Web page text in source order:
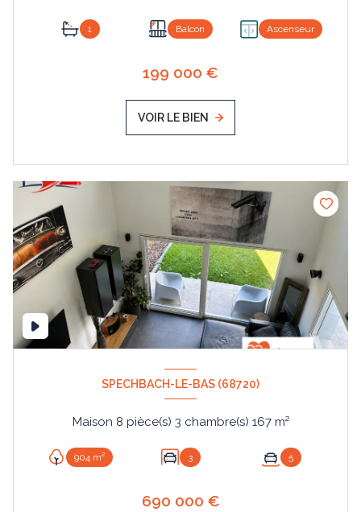
1 Balcon Ascenseur
199 000 €
VOIR LE BIEN
SPECHBACH-LE-BAS (68720)
Maison 8 pièce(s) 3 chambre(s) 167 m²
904 m² 3 5
690 000 €